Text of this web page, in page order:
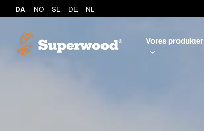
DA NO SE DE NL
Vores produkter